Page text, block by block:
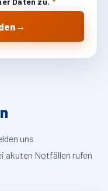
uns
akuten Notfällen rufen
→